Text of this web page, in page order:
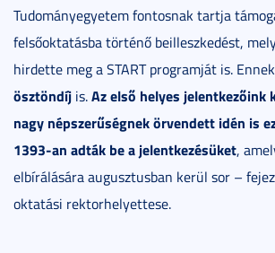
Tudományegyetem fontosnak tartja
felsőoktatásba történő beilleszkedést,
hirdette meg a START programját is.
ösztöndíj is.Az első helyes jelentkezőink
nagy népszerűségnek örvendett idén is
1393-an adták be a jelentkezésüket,
elbírálására augusztusban kerül sor –
oktatási rektorhelyettese.